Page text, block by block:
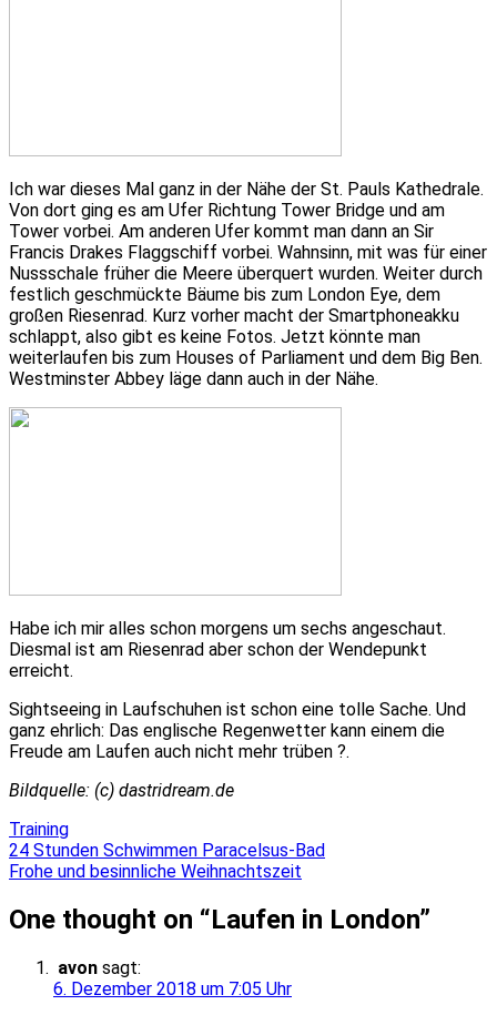
Ich war dieses Mal ganz in der Nähe der St. Pauls Kathedrale.
Von dort ging es am Ufer Richtung Tower Bridge und am
Tower vorbei. Am anderen Ufer kommt man dann an Sir
Francis Drakes Flaggschiff vorbei. Wahnsinn, mit was für einer
Nussschale früher die Meere überquert wurden. Weiter durch
festlich geschmückte Bäume bis zum London Eye, dem
großen Riesenrad. Kurz vorher macht der Smartphoneakku
schlappt, also gibt es keine Fotos. Jetzt könnte man
weiterlaufen bis zum Houses of Parliament und dem Big Ben.
Westminster Abbey läge dann auch in der Nähe.
Habe ich mir alles schon morgens um sechs angeschaut.
Diesmal ist am Riesenrad aber schon der Wendepunkt
erreicht.
Sightseeing in Laufschuhen ist schon eine tolle Sache. Und
ganz ehrlich: Das englische Regenwetter kann einem die
Freude am Laufen auch nicht mehr trüben ?.
Bildquelle: (c) dastridream.de
Training
Beitragsnavigation
24 Stunden Schwimmen Paracelsus-Bad
Frohe und besinnliche Weihnachtszeit
One thought on “Laufen in London”
avon sagt:
6. Dezember 2018 um 7:05 Uhr